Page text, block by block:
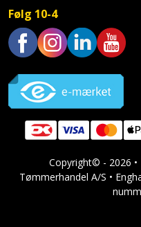
Tragt
Ud-
og
aftrækker
Værktøjskasse
Værktøjssæt
Rundsavsklinge
Rystepudser
Rystepudsertilbehør
Slagboremaskine
Slagnøgle
Slagnøgletilbehør
Terrassevarmer
Tørrestativ
Trappevanger
Udebruser
afskærmning
Følg 10-4
Copyright© - 2026 •
Tømmerhandel A/S •